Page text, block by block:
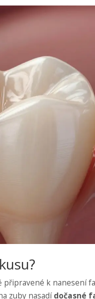
připravené k nanesení
zuby nasadídočasné